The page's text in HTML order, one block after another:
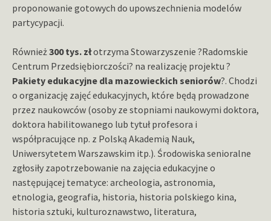
proponowanie gotowych do upowszechnienia modelów
partycypacji.
Również300 tys. złotrzyma Stowarzyszenie ?Radomskie
Centrum Przedsiębiorczości? na realizację projektu ?
Pakiety edukacyjne dla mazowieckich seniorów?. Chodzi
o organizację zajęć edukacyjnych, które będą prowadzone
przez naukowców (osoby ze stopniami naukowymi doktora,
doktora habilitowanego lub tytuł profesora i
współpracujące np. z Polską Akademią Nauk,
Uniwersytetem Warszawskim itp.). Środowiska senioralne
zgłosiły zapotrzebowanie na zajęcia edukacyjne o
następującej tematyce: archeologia, astronomia,
etnologia, geografia, historia, historia polskiego kina,
historia sztuki, kulturoznawstwo, literatura,